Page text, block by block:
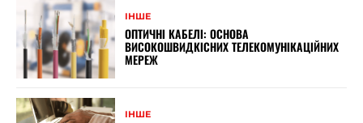
ІНШЕ
ОПТИЧНІ КАБЕЛІ: ОСНОВА
ВИСОКОШВИДКІСНИХ ТЕЛЕКОМУНІКАЦІЙНИХ
МЕРЕЖ
ІНШЕ